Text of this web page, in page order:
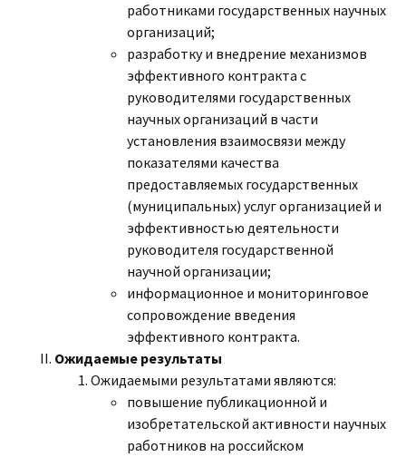
работниками государственных научных
организаций;
разработку и внедрение механизмов
эффективного контракта с
руководителями государственных
научных организаций в части
установления взаимосвязи между
показателями качества
предоставляемых государственных
(муниципальных) услуг организацией и
эффективностью деятельности
руководителя государственной
научной организации;
информационное и мониторинговое
сопровождение введения
эффективного контракта.
Ожидаемые результаты
Ожидаемыми результатами являются:
повышение публикационной и
изобретательской активности научных
работников на российском